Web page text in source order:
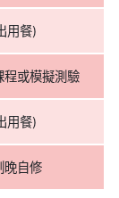
用餐)
或模擬測驗
用餐)
晚自修